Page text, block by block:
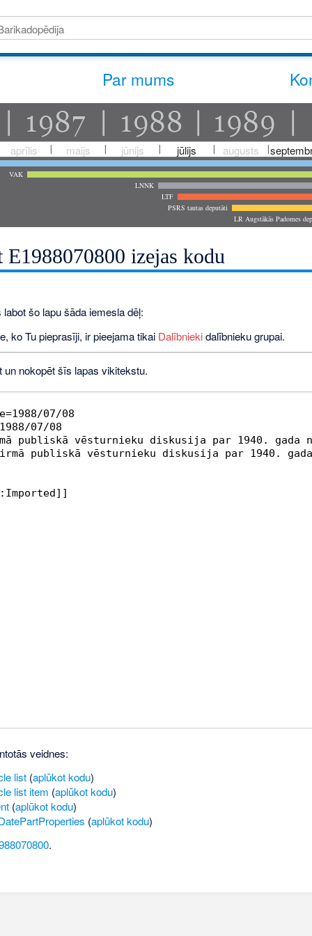
Par mums
aprīlis maijs jūnijs jūlijs augusts
VAK
LNNK
LTF
PSRS tautas deputāti
LR Augstākās Padomes
izejas kodu
šo lapu šāda iemesla dēļ:
ko Tu pieprasīji, ir pieejama tikai Dalībniekidalībnieku grupai.
un nokopēt šīs lapas vikitekstu.
veidnes:
list(aplūkot kodu)
list item (aplūkot kodu)
(aplūkot kodu)
(aplūkot kodu)
.